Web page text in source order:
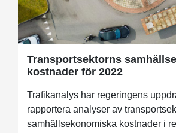
Transportsektorns
kostnader för 2022
Trafikanalys har regeringens
rapportera analyser av
samhällsekonomiska kostnader i